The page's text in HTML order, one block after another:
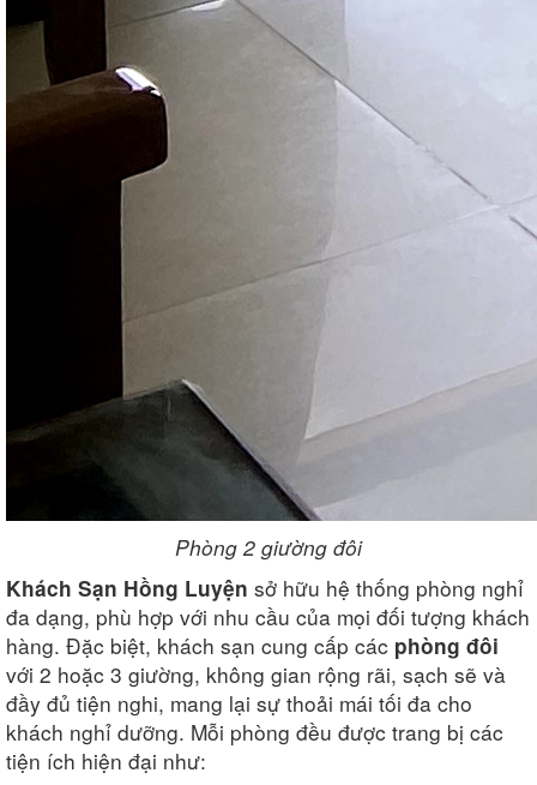
Phòng 2 giường đôi
Khách Sạn Hồng Luyện sở hữu hệ thống phòng nghỉ
đa dạng, phù hợp với nhu cầu của mọi đối tượng khách
hàng. Đặc biệt, khách sạn cung cấp các phòng đôi
với 2 hoặc 3 giường, không gian rộng rãi, sạch sẽ và
đầy đủ tiện nghi, mang lại sự thoải mái tối đa cho
khách nghỉ dưỡng. Mỗi phòng đều được trang bị các
tiện ích hiện đại như: